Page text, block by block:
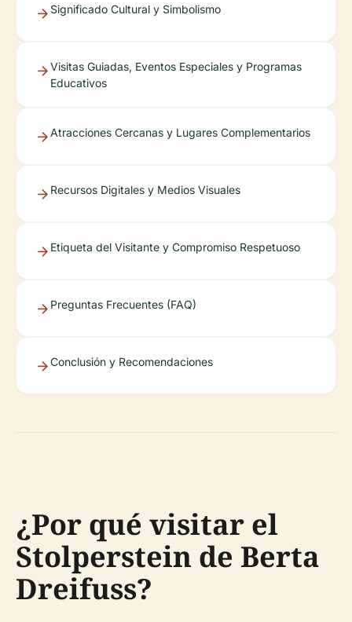
Significado Cultural y Simbolismo
Visitas Guiadas, Eventos Especiales y Programas
Educativos
Atracciones Cercanas y Lugares Complementarios
Recursos Digitales y Medios Visuales
Etiqueta del Visitante y Compromiso Respetuoso
Preguntas Frecuentes (FAQ)
Conclusión y Recomendaciones
¿Por qué visitar el
Stolperstein de Berta
Dreifuss?